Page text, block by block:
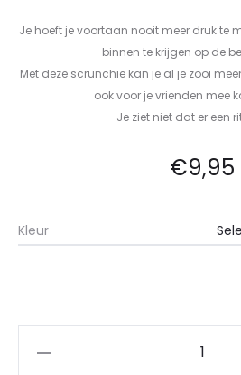
Je hoeft je voortaan nooit meer druk te
binnen te krijgen op de
Met deze scrunchie kan je al je zooi
ook voor je vrienden mee
Je ziet niet dat er een
€9,95
Kleur